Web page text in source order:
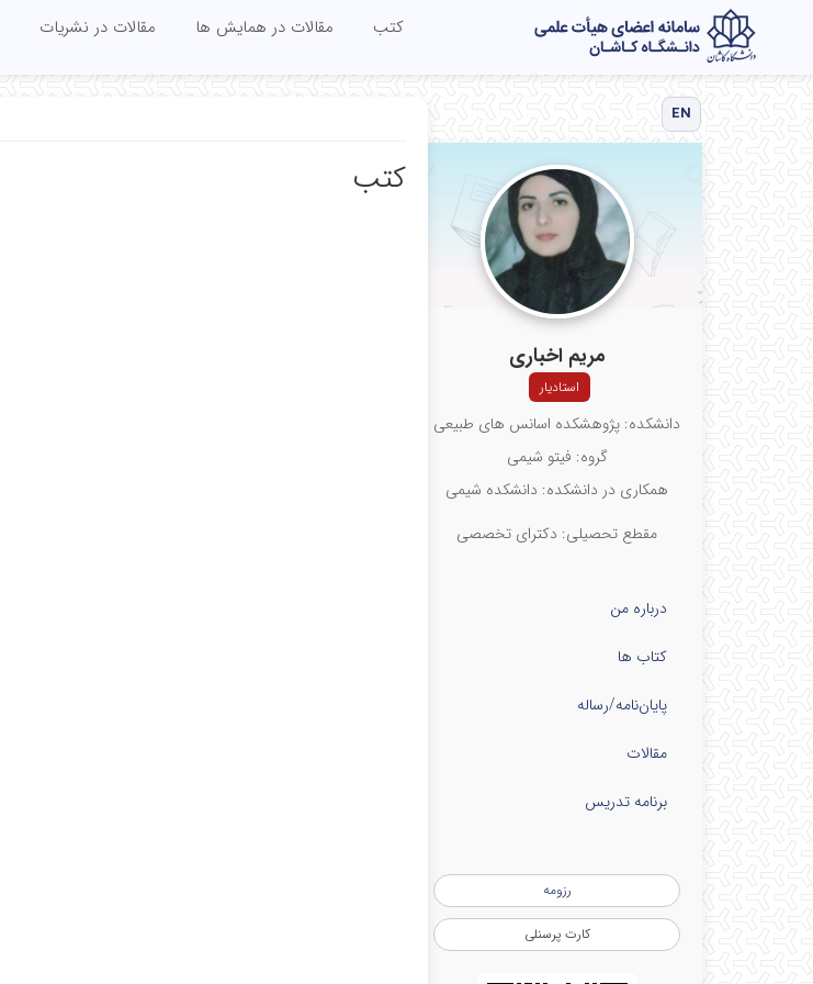
کتب مقالات در همایش ها مقالات در نشریات
EN
مریم اخباری
استادیار
دانشکده: پژوهشکده اسانس های طبیعی
گروه: فیتو شیمی
همکاری در دانشکده: دانشکده شیمی
مقطع تحصیلی: دکترای تخصصی
درباره من
کتاب ها
پایان‌نامه‌/رساله
مقالات
برنامه تدریس
رزومه
کارت پرسنلی
کتب